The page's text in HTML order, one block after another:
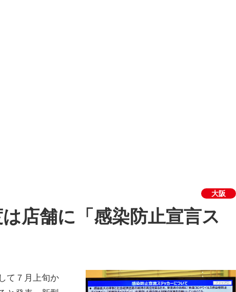
大阪
店舗に「感染防止宣言ス
て７月上旬か